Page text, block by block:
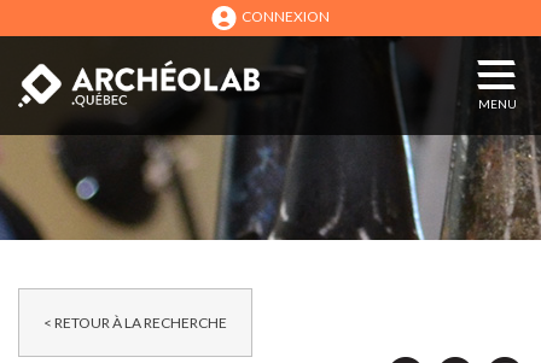
CONNEXION
MENU
< RETOUR À LA RECHERCHE